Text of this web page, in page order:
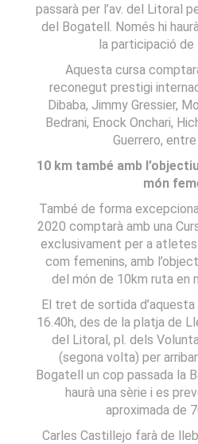
passarà per l’av. del Litoral
del Bogatell. Només hi
la participació de
Aquesta cursa
reconegut prestigi
Dibaba, Jimmy Gressier,
Bedrani, Enock Onchari,
Guerrero, entre
10 km també amb
món
També de forma
2020 comptarà amb una
exclusivament per a
com femenins, amb
del món de 10km ruta en
El tret de sortida
16.40h, des de la platja de
del Litoral, pl. dels
(segona volta) per
Bogatell un cop passada la
haurà una sèrie i es
aproximada de
Carles Castillejo farà de